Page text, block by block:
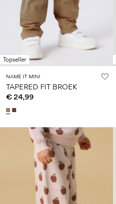
Topseller
NAME IT MINI
TAPERED FIT BROEK
€ 24,99